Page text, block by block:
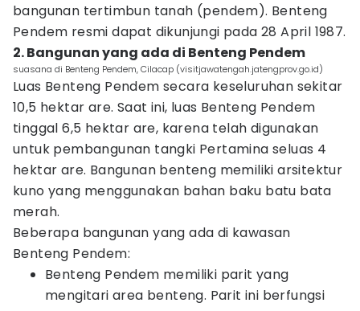
bangunan tertimbun tanah (pendem). Benteng
Pendem resmi dapat dikunjungi pada 28 April 1987.
2. Bangunan yang ada di Benteng Pendem
suasana di Benteng Pendem, Cilacap (visitjawatengah.jatengprov.go.id)
Luas Benteng Pendem secara keseluruhan sekitar
10,5 hektar are. Saat ini, luas Benteng Pendem
tinggal 6,5 hektar are, karena telah digunakan
untuk pembangunan tangki Pertamina seluas 4
hektar are. Bangunan benteng memiliki arsitektur
kuno yang menggunakan bahan baku batu bata
merah.
Beberapa bangunan yang ada di kawasan
Benteng Pendem:
Benteng Pendem memiliki parit yang
mengitari area benteng. Parit ini berfungsi